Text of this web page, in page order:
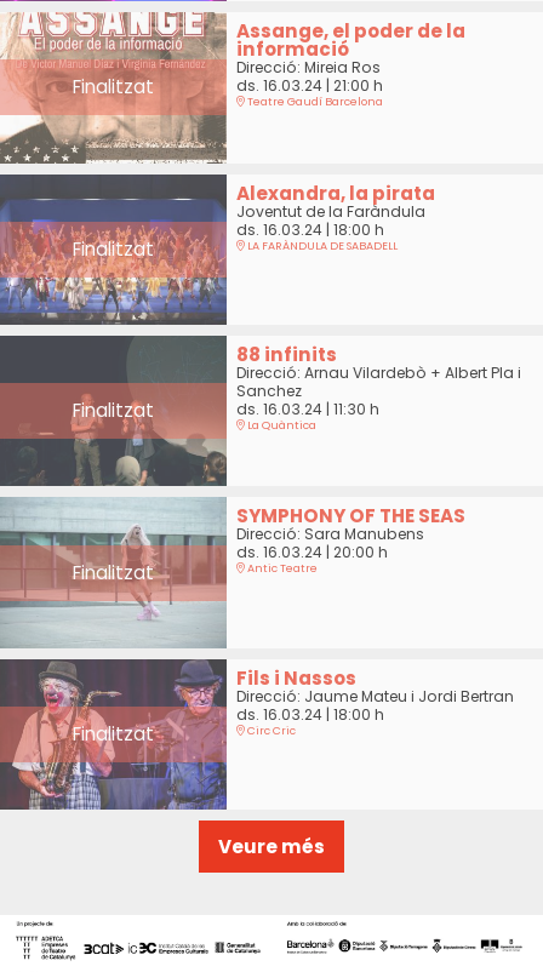
Finalitzat
Assange, el poder de la
informació
Direcció: Mireia Ros
ds. 16.03.24| 21:00 h
Teatre Gaudí Barcelona
Finalitzat
Alexandra, la pirata
Joventut de la Faràndula
ds. 16.03.24| 18:00 h
LA FARÀNDULA DE SABADELL
Finalitzat
88 infinits
Direcció: Arnau Vilardebò + Albert Pla i
Sanchez
ds. 16.03.24| 11:30 h
La Quàntica
Finalitzat
SYMPHONY OF THE SEAS
Direcció: Sara Manubens
ds. 16.03.24| 20:00 h
Antic Teatre
Finalitzat
Fils i Nassos
Direcció: Jaume Mateu i Jordi Bertran
ds. 16.03.24| 18:00 h
Circ Cric
Veure més